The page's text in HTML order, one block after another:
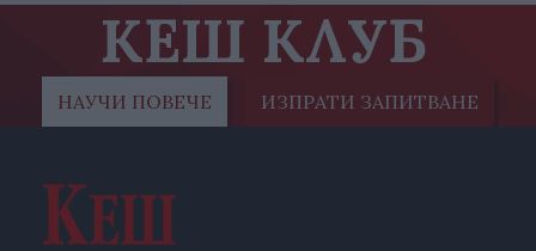
КЕШ КЛУБ
НАУЧИ ПОВЕЧЕ ИЗПРАТИ ЗАПИТВАНЕ